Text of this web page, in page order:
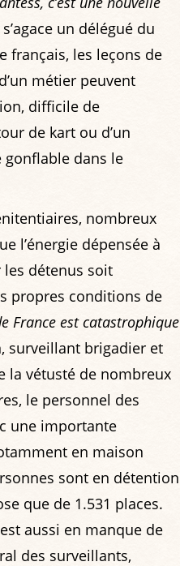
s’agace un délégué du
français, les leçons de
métier peuvent
difficile de
de kart ou d’un
gonflable dans le
nombreux
l’énergie dépensée à
détenus soit
propres conditions de
France est catastrophique
surveillant brigadier et
la vétusté de nombreux
le personnel des
une importante
en maison
sont en détention
que de 1.531 places.
aussi en manque de
des surveillants,